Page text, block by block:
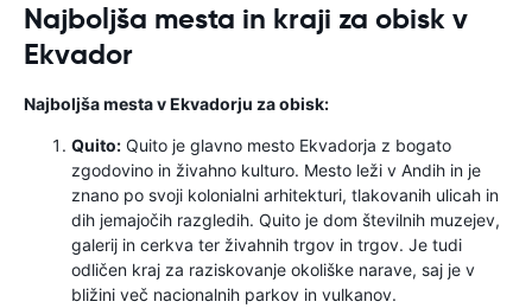
Najboljša mesta in kraji za obisk v
Ekvador
Najboljša mesta v Ekvadorju za obisk:
Quito: Quito je glavno mesto Ekvadorja z bogato
zgodovino in živahno kulturo. Mesto leži v Andih in je
znano po svoji kolonialni arhitekturi, tlakovanih ulicah in
dih jemajočih razgledih. Quito je dom številnih muzejev,
galerij in cerkva ter živahnih trgov in trgov. Je tudi
odličen kraj za raziskovanje okoliške narave, saj je v
bližini več nacionalnih parkov in vulkanov.